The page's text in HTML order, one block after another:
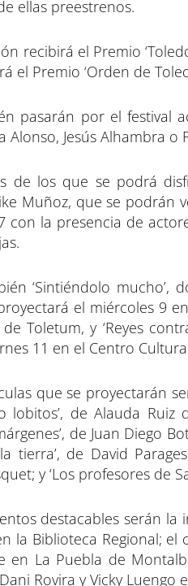
ellas preestrenos.
recibirá el Premio
el Premio ‘Orden de
pasarán por el festival
Alonso, Jesús Alhambra
de los que se podrá
Muñoz, que se podrán
con la presencia de
‘Sintiéndolo
el miércoles 9
Toletum, y ‘Reyes
11 en el Centro
que se proyectarán
lobitos’, de Alauda Ruiz
de Juan Diego
tierra’, de David
y ‘Los profesores de
destacables serán la
la Biblioteca Regional;
en La Puebla de
Rovira y Vicky